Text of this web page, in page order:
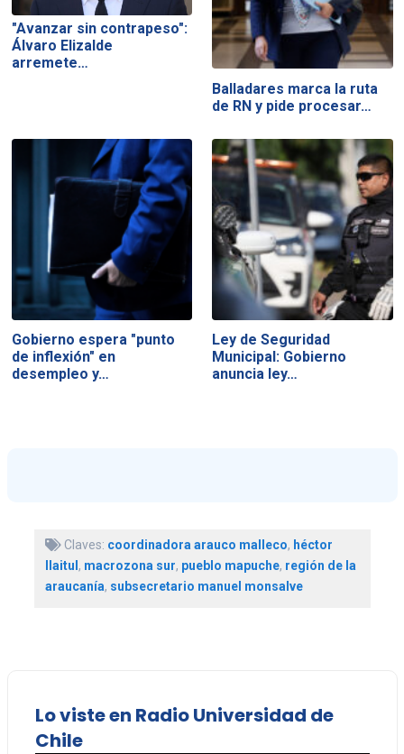
"Avanzar sin contrapeso":
Álvaro Elizalde
arremete…
Balladares marca la ruta
de RN y pide procesar…
Gobierno espera "punto
de inflexión" en
desempleo y…
Ley de Seguridad
Municipal: Gobierno
anuncia ley…
Claves: coordinadora arauco malleco, héctor
llaitul, macrozona sur, pueblo mapuche, región de la
araucanía, subsecretario manuel monsalve
Lo viste en Radio Universidad de
Chile